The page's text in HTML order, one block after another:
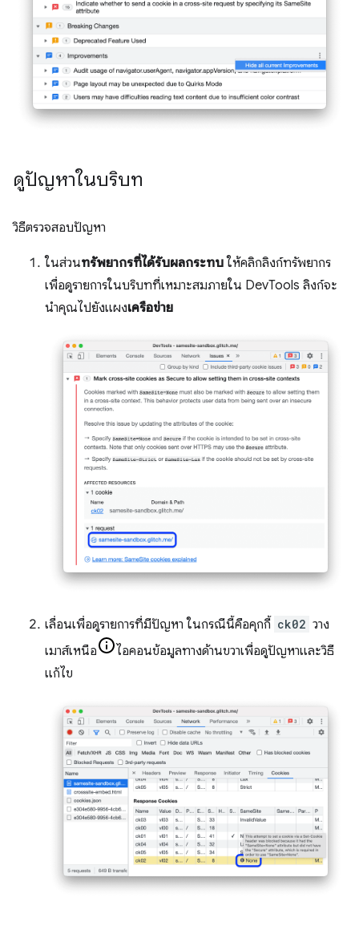
ดูปัญหาในบริบท
วิธีตรวจสอบปัญหา
ในส่วนทรัพยากรที่ได้รับผลกระทบ ให้คลิกลิงก์ทรัพยากร
เพื่อดูรายการในบริบทที่เหมาะสมภายใน DevTools ลิงก์จะ
นำคุณไปยังแผงเครือข่าย
เลื่อนเพื่อดูรายการที่มีปัญหา ในกรณีนี้คือคุกกี้ ck02 วาง
เมาส์เหนือ
ไอคอนข้อมูลทางด้านขวาเพื่อดูปัญหาและวิธี
แก้ไข